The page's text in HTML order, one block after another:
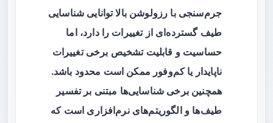
جرم‌سنجی با رزولوشن بالا توانایی شناسایی
طیف گسترده‌ای از تغییرات را دارد، اما
حساسیت و قابلیت تشخیص برخی تغییرات
ناپایدار یا کم‌وفور ممکن است محدود باشد.
همچنین برخی شناسایی‌ها مبتنی بر تفسیر
طیف‌ها و الگوریتم‌های نرم‌افزاری است که